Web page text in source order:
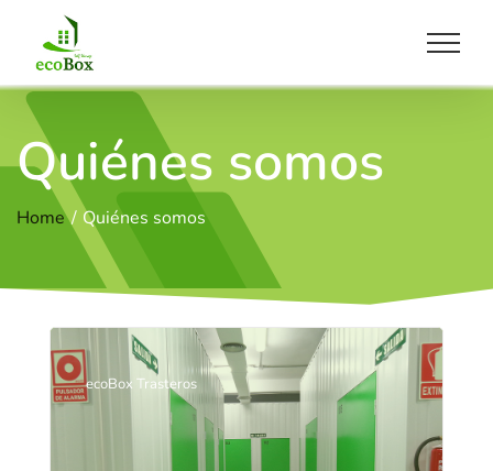
contenido
Quiénes somos
Home Quiénes somos
ecoBox Trasteros